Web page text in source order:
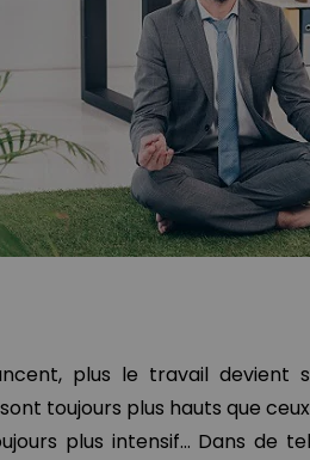
plus le travail devient
toujours plus hauts que
plus intensif… Dans de